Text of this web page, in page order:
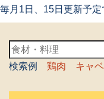
毎月1日、15日更新予定
検索例 鶏肉 キャ